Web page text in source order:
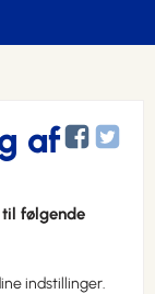
af
til følgende
indstillinger.